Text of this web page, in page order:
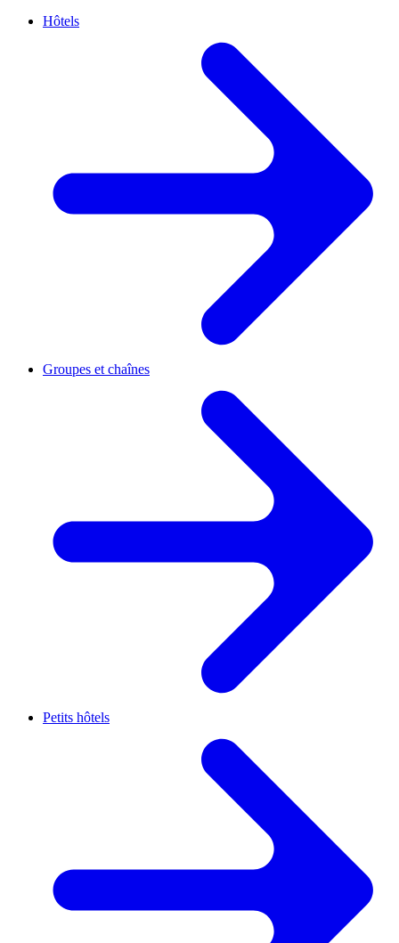
Hôtels
Groupes et chaînes
Petits hôtels